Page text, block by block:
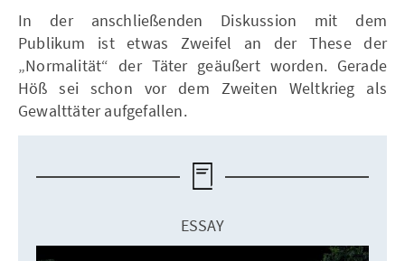
In der anschließenden Diskussion mit dem
Publikum ist etwas Zweifel an der These der
„Normalität“ der Täter geäußert worden. Gerade
Höß sei schon vor dem Zweiten Weltkrieg als
Gewalttäter aufgefallen.
ESSAY